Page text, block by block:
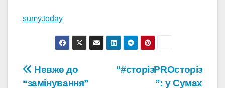
sumy.today
Навігація
“#сторізPROсторіз
”: у Сумах
Невже до
“замінування”